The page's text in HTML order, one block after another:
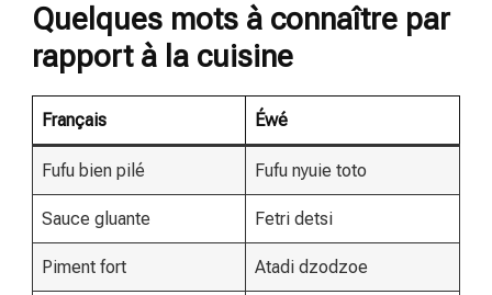
Quelques mots à connaître par
rapport à la cuisine
Français Éwé
Fufu bien pilé Fufu nyuie toto
Sauce gluante Fetri detsi
Piment fort Atadi dzodzoe